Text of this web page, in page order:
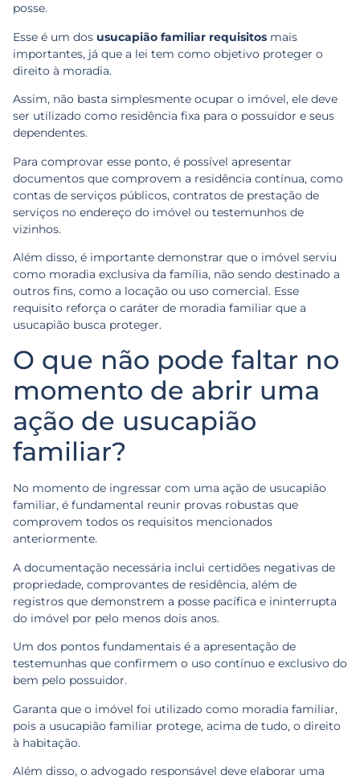
posse.
Esse é um dos usucapião familiar requisitos mais
importantes, já que a lei tem como objetivo proteger o
direito à moradia.
Assim, não basta simplesmente ocupar o imóvel, ele deve
ser utilizado como residência fixa para o possuidor e seus
dependentes.
Para comprovar esse ponto, é possível apresentar
documentos que comprovem a residência contínua, como
contas de serviços públicos, contratos de prestação de
serviços no endereço do imóvel ou testemunhos de
vizinhos.
Além disso, é importante demonstrar que o imóvel serviu
como moradia exclusiva da família, não sendo destinado a
outros fins, como a locação ou uso comercial. Esse
requisito reforça o caráter de moradia familiar que a
usucapião busca proteger.
O que não pode faltar no
momento de abrir uma
ação de usucapião
familiar?
No momento de ingressar com uma ação de usucapião
familiar, é fundamental reunir provas robustas que
comprovem todos os requisitos mencionados
anteriormente.
A documentação necessária inclui certidões negativas de
propriedade, comprovantes de residência, além de
registros que demonstrem a posse pacífica e ininterrupta
do imóvel por pelo menos dois anos.
Um dos pontos fundamentais é a apresentação de
testemunhas que confirmem o uso contínuo e exclusivo do
bem pelo possuidor.
Garanta que o imóvel foi utilizado como moradia familiar,
pois a usucapião familiar protege, acima de tudo, o direito
à habitação.
Além disso, o advogado responsável deve elaborar uma